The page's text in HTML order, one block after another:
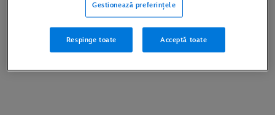
Gestionează preferințele
Respinge toate Acceptă toate